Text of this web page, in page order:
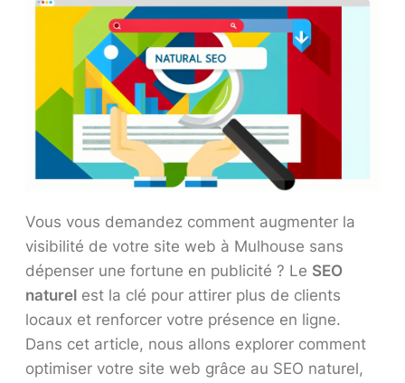
Vous vous demandez comment augmenter la
visibilité de votre site web à Mulhouse sans
dépenser une fortune en publicité ? Le SEO
naturel est la clé pour attirer plus de clients
locaux et renforcer votre présence en ligne.
Dans cet article, nous allons explorer comment
optimiser votre site web grâce au SEO naturel,